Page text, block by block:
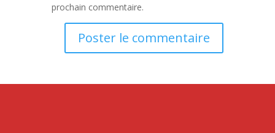
prochain commentaire.